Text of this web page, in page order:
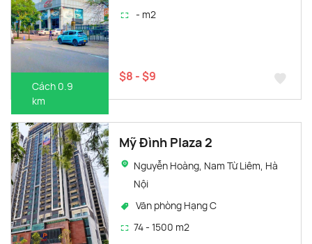
Cách 0.9
km
- m2
$8 - $9
Mỹ Đình Plaza 2
Nguyễn Hoàng, Nam Từ Liêm, Hà
Nội
Văn phòng Hạng C
74 - 1500 m2